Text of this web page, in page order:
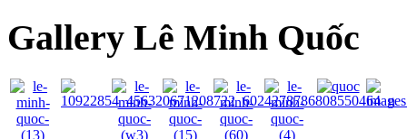
Gallery Lê Minh Quốc